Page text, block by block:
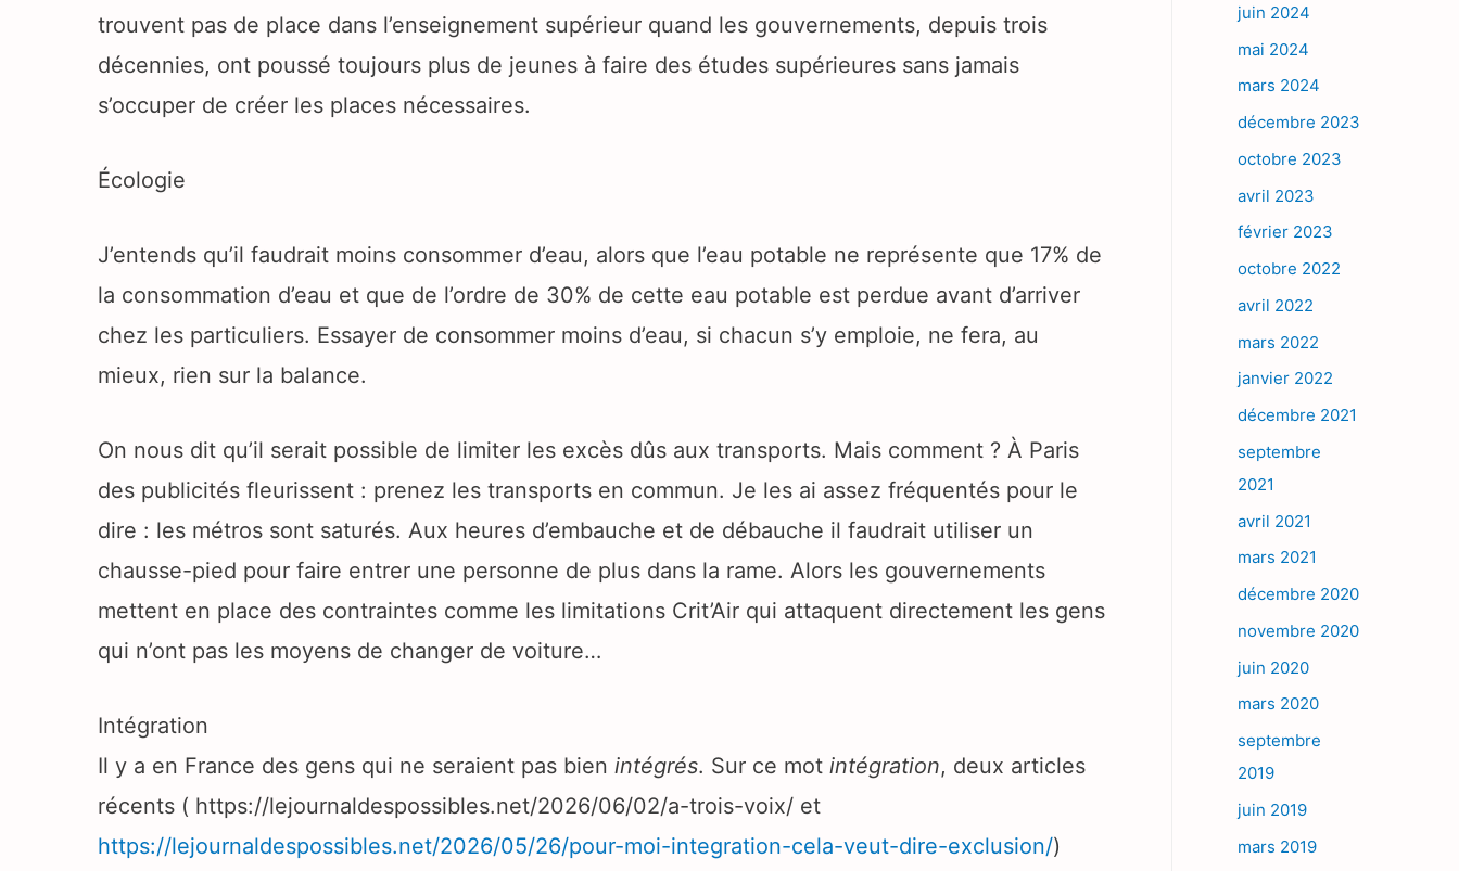
trouvent pas de place dans l’enseignement supérieur quand les gouvernements, depuis trois
décennies, ont poussé toujours plus de jeunes à faire des études supérieures sans jamais
s’occuper de créer les places nécessaires.
Écologie
J’entends qu’il faudrait moins consommer d’eau, alors que l’eau potable ne représente que 17% de
la consommation d’eau et que de l’ordre de 30% de cette eau potable est perdue avant d’arriver
chez les particuliers. Essayer de consommer moins d’eau, si chacun s’y emploie, ne fera, au
mieux, rien sur la balance.
On nous dit qu’il serait possible de limiter les excès dûs aux transports. Mais comment ? À Paris
des publicités fleurissent : prenez les transports en commun. Je les ai assez fréquentés pour le
dire : les métros sont saturés. Aux heures d’embauche et de débauche il faudrait utiliser un
chausse-pied pour faire entrer une personne de plus dans la rame. Alors les gouvernements
mettent en place des contraintes comme les limitations Crit’Air qui attaquent directement les gens
qui n’ont pas les moyens de changer de voiture…
Intégration
Il y a en France des gens qui ne seraient pas bien intégrés. Sur ce mot intégration, deux articles
récents ( https://lejournaldespossibles.net/2026/06/02/a-trois-voix/ et
https://lejournaldespossibles.net/2026/05/26/pour-moi-integration-cela-veut-dire-exclusion/)
juin 2024
mai 2024
mars 2024
décembre 2023
octobre 2023
avril 2023
février 2023
octobre 2022
avril 2022
mars 2022
janvier 2022
décembre 2021
septembre
2021
avril 2021
mars 2021
décembre 2020
novembre 2020
juin 2020
mars 2020
septembre
2019
juin 2019
mars 2019